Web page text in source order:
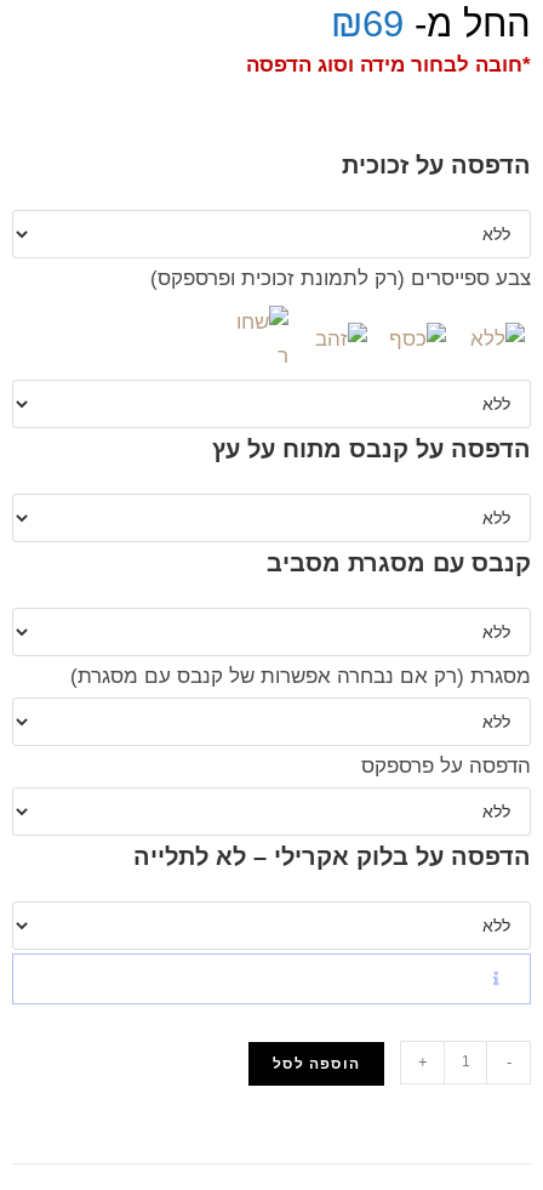
החל מ- ₪69
*חובה לבחור מידה וסוג הדפסה
הדפסה על זכוכית
צבע ספייסרים (רק לתמונת זכוכית ופרספקס)
הדפסה על קנבס מתוח על עץ
קנבס עם מסגרת מסביב
מסגרת (רק אם נבחרה אפשרות של קנבס עם מסגרת)
הדפסה על פרספקס
הדפסה על בלוק אקרילי – לא לתלייה
-
+ הוספה לסל